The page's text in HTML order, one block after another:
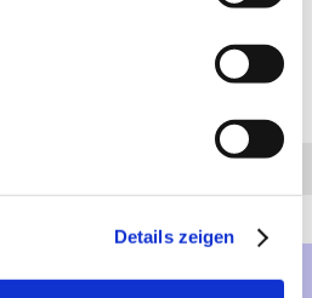
Details zeigen